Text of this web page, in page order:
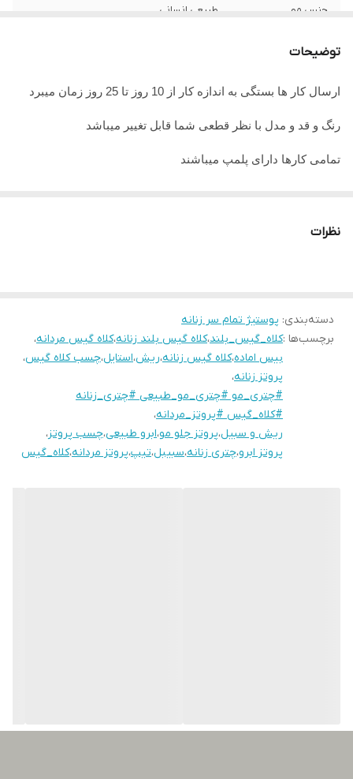
جنس مو طبیعی انسانی
جنس تور
قد مو 40
توضیحات
ارسال کار ها بستگی به اندازه کار از 10 روز تا 25 روز زمان میبرد
رنگ و قد و مدل با نظر قطعی شما قابل تغییر میباشد
تمامی کارها دارای پلمپ میباشند
در صورت داشتن سوال میتوانید از پشتیبان های ما راهنمایی دریافت
نظرات
دسته‌بندی: پوستیژ تمام سر زنانه
برچسب‌ها :کلاه_گیس_بلند،کلاه گیس بلند زنانه،کلاه گیس مردانه،
بیس اماده،کلاه گیس زنانه،ریش،استایل،چسب کلاه گیس،
پروتز زنانه،
#چتری_مو #چتری_مو_طبیعی #چتری_زنانه
#کلاه_گیس #پروتز_مردانه،
ریش و سبیل،پروتز جلو مو،ابرو طبیعی،چسب پروتز،
پروتز ابرو،چتری زنانه،سبیبل،تیپ،پروتز مردانه،کلاه_گیس